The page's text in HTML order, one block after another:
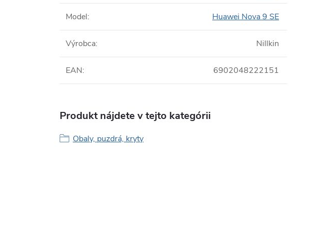
Model: Huawei Nova 9 SE
Výrobca: Nillkin
EAN: 6902048222151
Produkt nájdete v tejto kategórii
Obaly, puzdrá, kryty